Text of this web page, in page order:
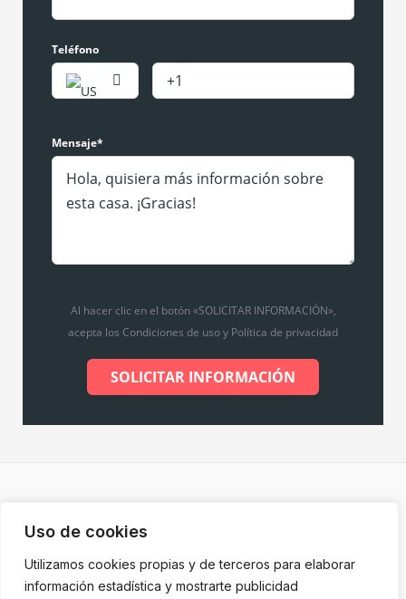
Uso de cookies
Utilizamos cookies propias y de terceros para elaborar
información estadística y mostrarte publicidad
Teléfono
Mensaje*
Al hacer clic en el botón «SOLICITAR INFORMACIÓN»,
acepta los Condiciones de uso y Política de privacidad
SOLICITAR INFORMACIÓN